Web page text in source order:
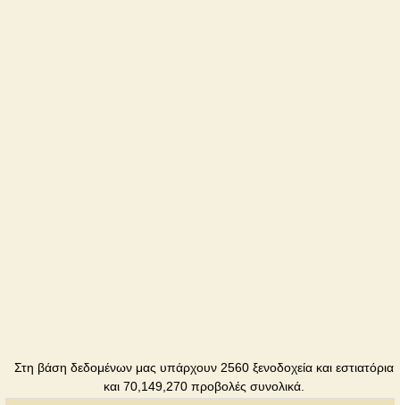
Jazzter
Στη βάση δεδομένων μας υπάρχουν 2560 ξενοδοχεία και εστιατόρια
και 70,149,270 προβολές συνολικά.